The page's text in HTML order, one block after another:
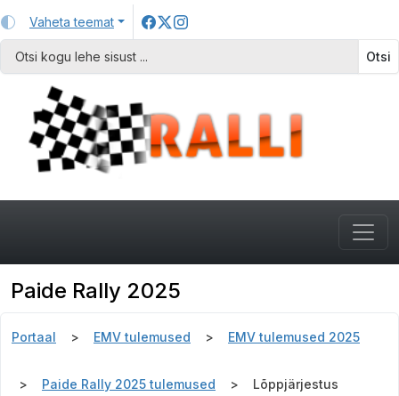
Vaheta teemat
Otsi
Paide Rally 2025
Portaal EMV tulemused EMV tulemused 2025
Paide Rally 2025 tulemused Lõppjärjestus